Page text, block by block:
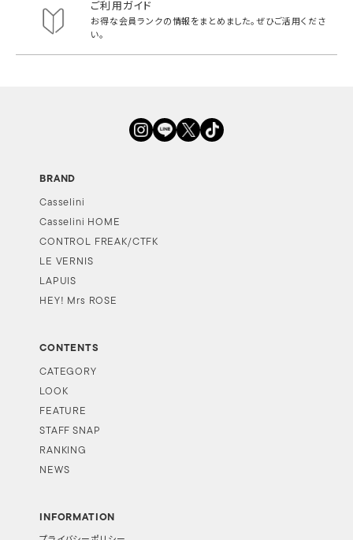
ご利用ガイド
お得な会員ランクの情報をまとめました。ぜひご活用くださ
い。
BRAND
Casselini
Casselini HOME
CONTROL FREAK/CTFK
LE VERNIS
LAPUIS
HEY! Mrs ROSE
CONTENTS
CATEGORY
LOOK
FEATURE
STAFF SNAP
RANKING
NEWS
INFORMATION